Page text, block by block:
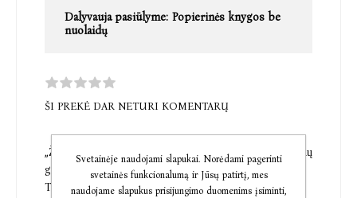
Dalyvauja pasiūlyme: Popierinės knygos be
nuolaidų
ŠI PREKĖ DAR NETURI KOMENTARŲ
„Žvelgti į nakties dangų – tai tapti ilgos žmonių
grandinės, stebėjusios tas pačias žvaigždes, dalimi.
Tai reiškia stebėti, kaip teka laikas.“
Svetainėje naudojami slapukai. Norėdami pagerinti
svetainės funkcionalumą ir Jūsų patirtį, mes
naudojame slapukus prisijungimo duomenims įsiminti,